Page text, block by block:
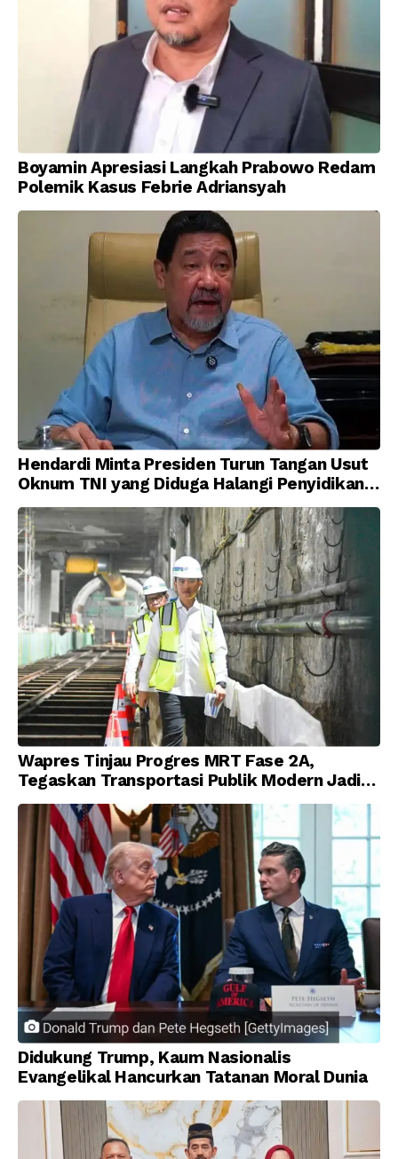
Boyamin Apresiasi Langkah Prabowo Redam
Polemik Kasus Febrie Adriansyah
Hendardi Minta Presiden Turun Tangan Usut
Oknum TNI yang Diduga Halangi Penyidikan
Korupsi
Wapres Tinjau Progres MRT Fase 2A,
Tegaskan Transportasi Publik Modern Jadi
Prioritas Nasional
Didukung Trump, Kaum Nasionalis
Evangelikal Hancurkan Tatanan Moral Dunia